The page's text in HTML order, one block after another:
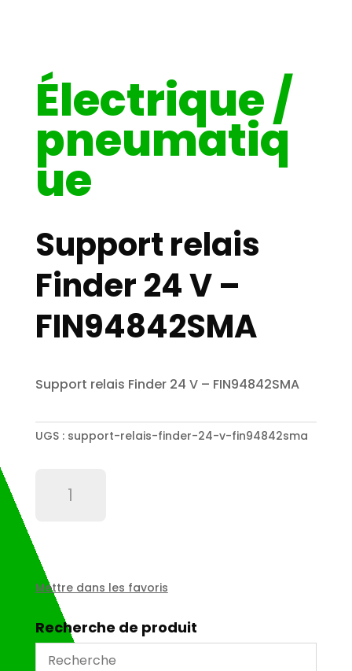
Électrique /
pneumatiq
ue
Support relais
Finder 24 V –
FIN94842SMA
Support relais Finder 24 V – FIN94842SMA
UGS : support-relais-finder-24-v-fin94842sma
Finder
24
V
FIN94842SMA
Mettre dans les favoris
Recherche de produit